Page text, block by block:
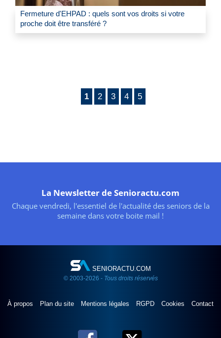
Fermeture d'EHPAD : quels sont vos droits si votre
proche doit être transféré ?
1 2 3 4 5
La Newsletter de Senioractu.com
Chaque vendredi, l'essentiel de l'actualité des seniors de la
semaine dans votre boite mail !
SENIORACTU.COM
© 2003-2026 - Tous droits réservés
À propos Plan du site Mentions légales RGPD Cookies Contact